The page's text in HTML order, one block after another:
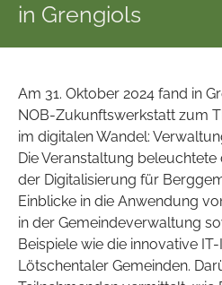
in Grengiols
Am 31. Oktober 2024 fand in
NOB-Zukunftswerkstatt zum
im digitalen Wandel:
Die Veranstaltung beleuchtete
der Digitalisierung für
Einblicke in die Anwendung
in der Gemeindeverwaltung
Beispiele wie die innovative
Lötschentaler Gemeinden.